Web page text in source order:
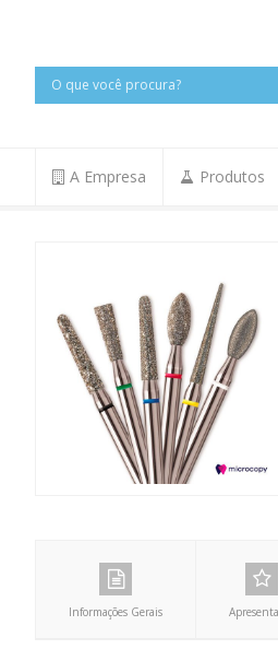
A Empresa Produtos
Informações Gerais